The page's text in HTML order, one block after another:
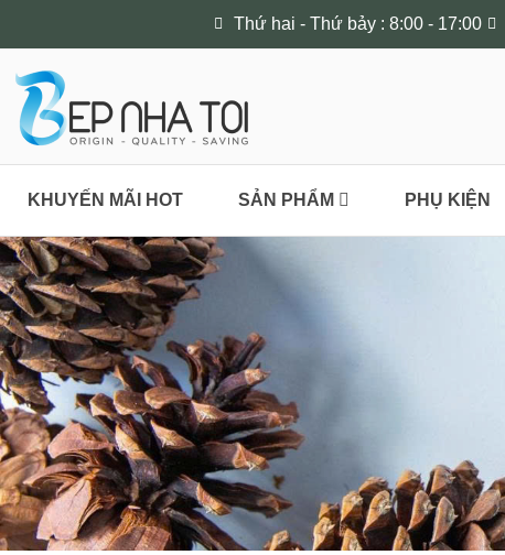
Thứ hai - Thứ bảy : 8:00 - 17:00
KHUYẾN MÃI HOT SẢN PHẨM PHỤ KIỆN